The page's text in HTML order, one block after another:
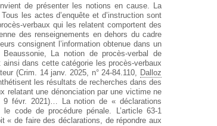
de présenter les notions en cause. La
les actes d’enquête et d’instruction sont
verbaux qui les relatent comportent des
des renseignements en dehors du cadre
consignent l’information obtenue dans un
La notion de procès-verbal de
dans cette catégorie les procès-verbaux
(Crim. 14 janv. 2025, n° 24-84.110, Dalloz
les résultats de recherches dans des
relatant une dénonciation par une victime ne
9 févr. 2021)… La notion de « déclarations
code de procédure pénale. L’article 63-1
« de faire des déclarations, de répondre aux